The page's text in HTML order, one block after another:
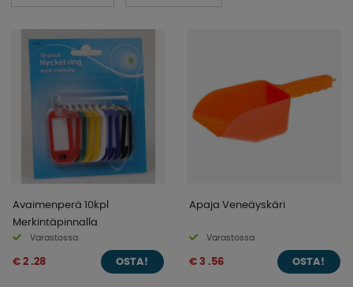
Avaimenperä 10kpl
Merkintäpinnalla
Varastossa
€ 2 .28 OSTA!
Apaja Veneäyskäri
Varastossa
€ 3 .56 OSTA!